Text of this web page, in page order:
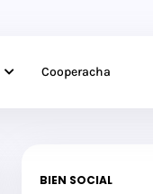
Cooperacha
BIEN SOCIAL